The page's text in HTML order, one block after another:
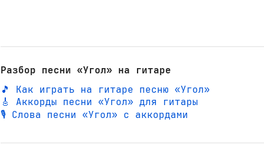
Разбор песни «Угол» на гитаре
🎵 Как играть на гитаре песню «Угол»
🎸 Аккорды песни «Угол» для гитары
🎙️ Слова песни «Угол» с аккордами